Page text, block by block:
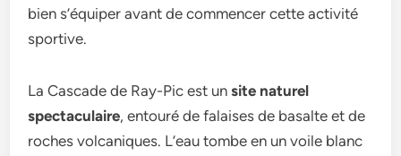
bien s’équiper avant de commencer cette activité
sportive.
La Cascade de Ray-Pic est unsite naturel
spectaculaire, entouré de falaises de basalte et de
roches volcaniques. L’eau tombe en un voile blanc